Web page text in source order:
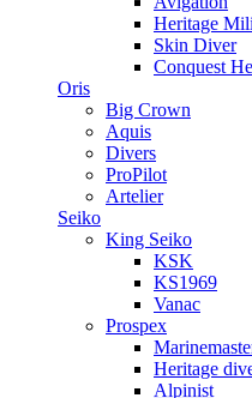
Heritage
Skin Diver
Conquest
Oris
Big Crown
Aquis
Divers
ProPilot
Artelier
Seiko
King Seiko
KSK
KS1969
Vanac
Prospex
Heritage
Alpinist